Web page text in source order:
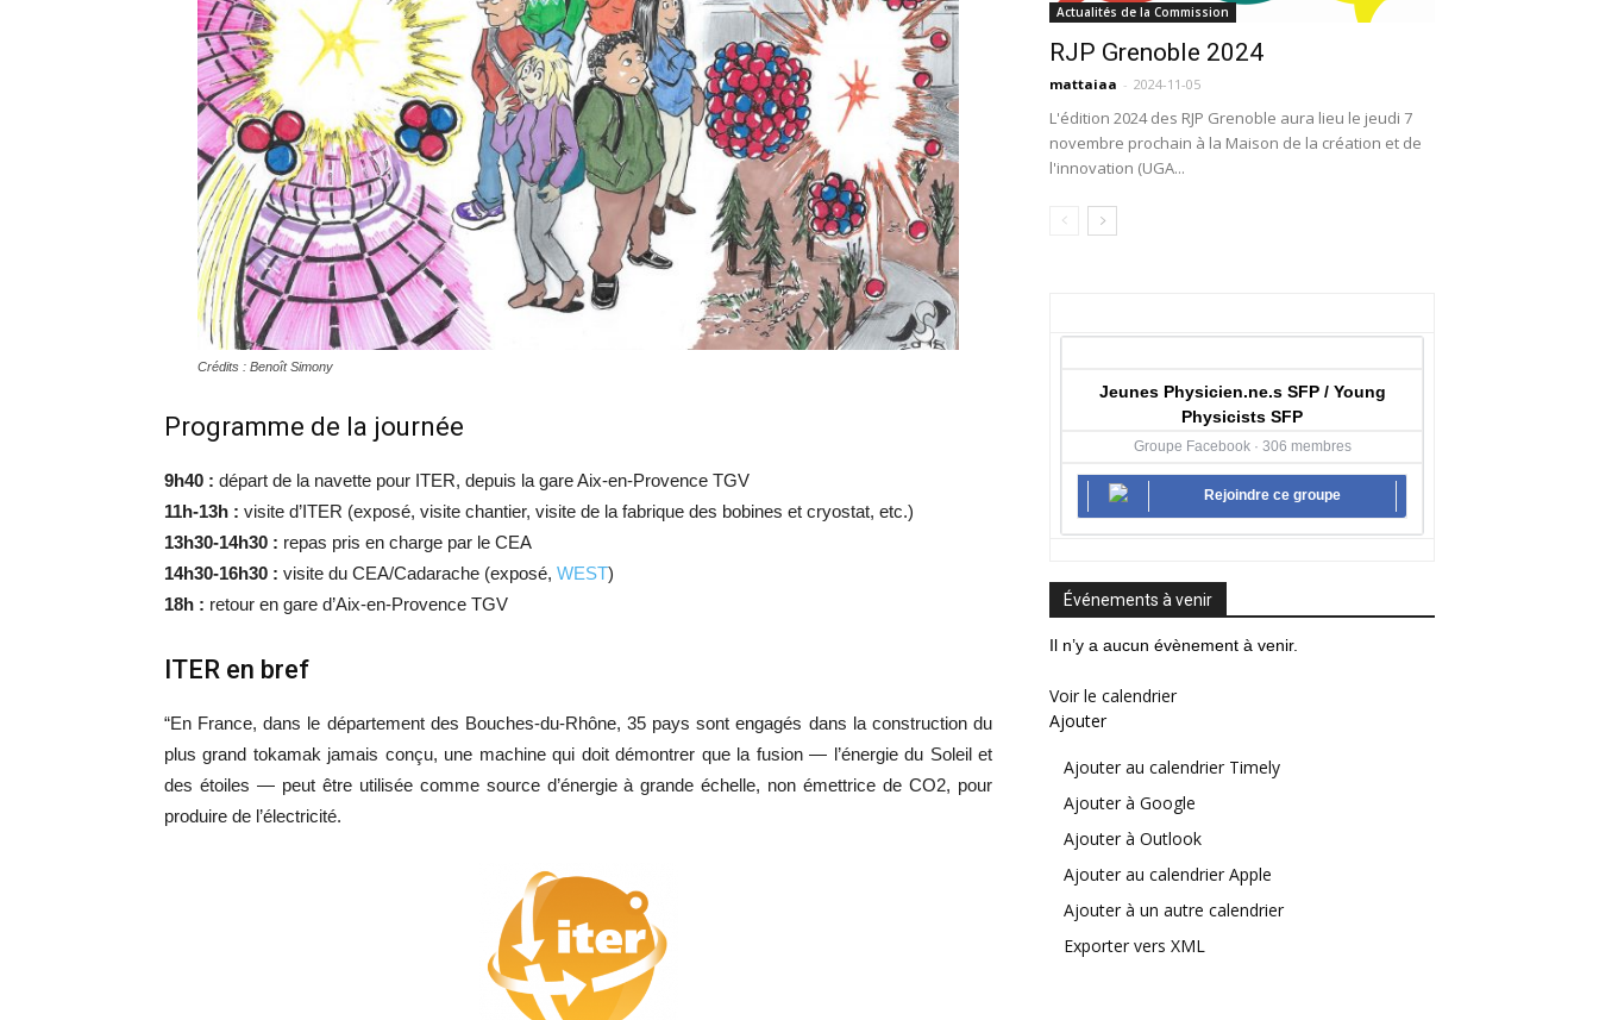
Crédits : Benoît Simony
Programme de la journée
9h40 : départ de la navette pour ITER, depuis la gare Aix-en-Provence TGV
11h-13h : visite d’ITER (exposé, visite chantier, visite de la fabrique des bobines et cryostat, etc.)
13h30-14h30 : repas pris en charge par le CEA
14h30-16h30 : visite du CEA/Cadarache (exposé, WEST)
18h : retour en gare d’Aix-en-Provence TGV
ITER en bref
“En France, dans le département des Bouches-du-Rhône, 35 pays sont engagés dans la construction du
plus grand tokamak jamais conçu, une machine qui doit démontrer que la fusion — l’énergie du Soleil et
des étoiles — peut être utilisée comme source d’énergie à grande échelle, non émettrice de CO2, pour
produire de l’électricité.
Actualités de la Commission
RJP Grenoble 2024
mattaiaa - 2024-11-05
L'édition 2024 des RJP Grenoble aura lieu le jeudi 7
novembre prochain à la Maison de la création et de
l'innovation (UGA...
Jeunes Physicien.ne.s SFP / Young
Physicists SFP
Groupe Facebook · 306 membres
Rejoindre ce groupe
Événements à venir
Il n’y a aucun évènement à venir.
Voir le calendrier
Ajouter
Ajouter au calendrier Timely
Ajouter à Google
Ajouter à Outlook
Ajouter au calendrier Apple
Ajouter à un autre calendrier
Exporter vers XML